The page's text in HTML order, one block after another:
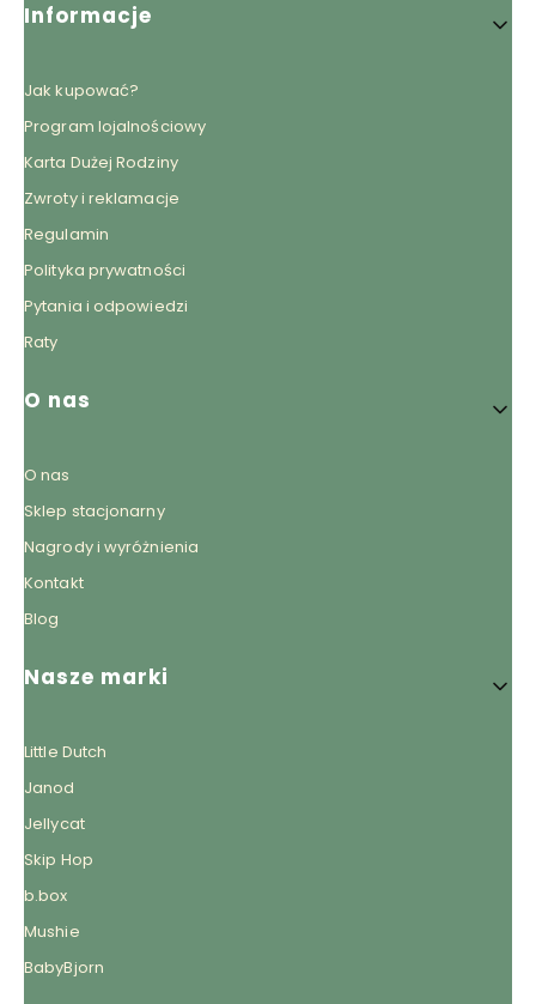
Informacje
Jak kupować?
Program lojalnościowy
Karta Dużej Rodziny
Zwroty i reklamacje
Regulamin
Polityka prywatności
Pytania i odpowiedzi
Raty
O nas
O nas
Sklep stacjonarny
Nagrody i wyróżnienia
Kontakt
Blog
Nasze marki
Little Dutch
Janod
Jellycat
Skip Hop
b.box
Mushie
BabyBjorn